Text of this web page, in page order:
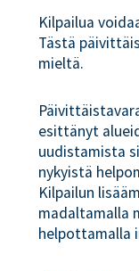
Kilpailua
Tästä
mieltä.
esittänyt
uudistamista
nykyistä
Kilpailun
madaltamalla
helpottamalla